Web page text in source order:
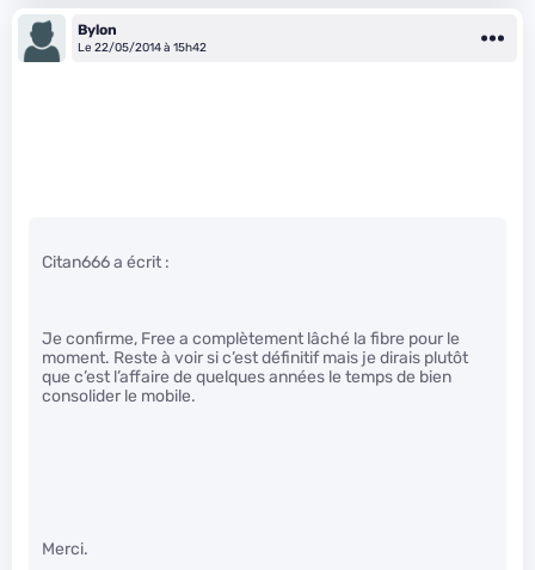
Bylon
Le 22/05/2014 à 15h42
Citan666 a écrit :
Je confirme, Free a complètement lâché la fibre pour le
moment. Reste à voir si c’est définitif mais je dirais plutôt
que c’est l’affaire de quelques années le temps de bien
consolider le mobile.
Merci.